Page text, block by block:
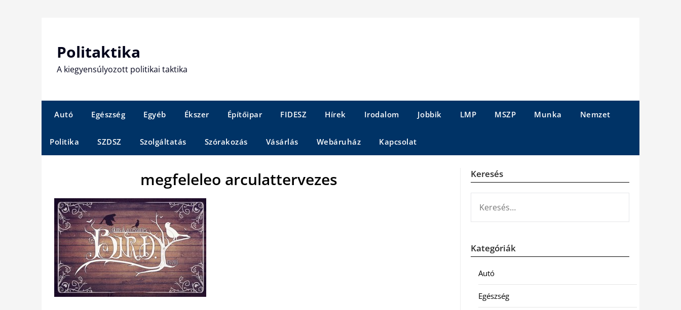
Politaktika
A kiegyensúlyozott politikai taktika
Autó Egészség Egyéb Ékszer Építőipar FIDESZ Hírek Irodalom Jobbik LMP MSZP Munka Nemzet
Politika SZDSZ Szolgáltatás Szórakozás Vásárlás Webáruház Kapcsolat
megfeleleo arculattervezes Keresés
Kategóriák
Autó
Egészség